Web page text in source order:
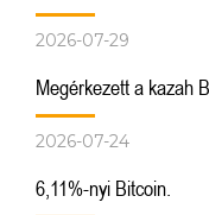
2026-07-29
Megérkezett a kazah
2026-07-24
6,11%-nyi Bitcoin.